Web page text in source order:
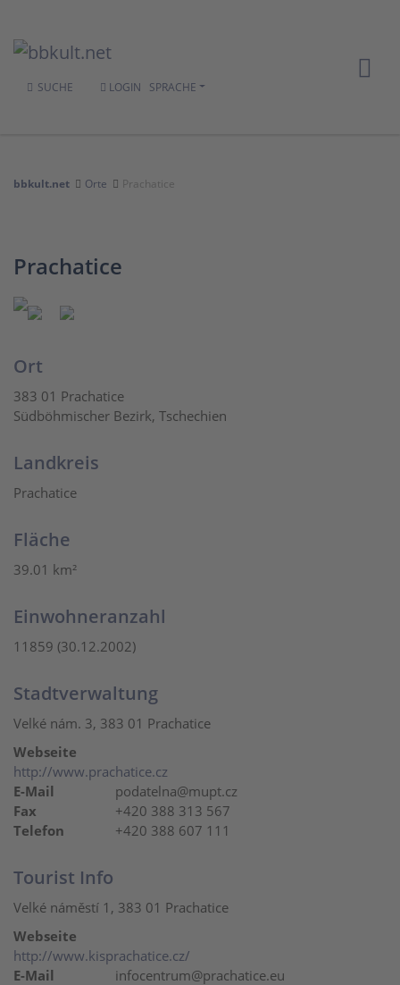
SUCHE LOGIN SPRACHE
bbkult.net Orte Prachatice
Prachatice
Ort
383 01 Prachatice
Südböhmischer Bezirk, Tschechien
Landkreis
Prachatice
Fläche
39.01 km²
Einwohneranzahl
11859 (30.12.2002)
Stadtverwaltung
Velké nám. 3, 383 01 Prachatice
Webseite
http://www.prachatice.cz
E-Mail
podatelna@mupt.cz
Fax
+420 388 313 567
Telefon
+420 388 607 111
Tourist Info
Velké náměstí 1, 383 01 Prachatice
Webseite
http://www.kisprachatice.cz/
E-Mail
infocentrum@prachatice.eu